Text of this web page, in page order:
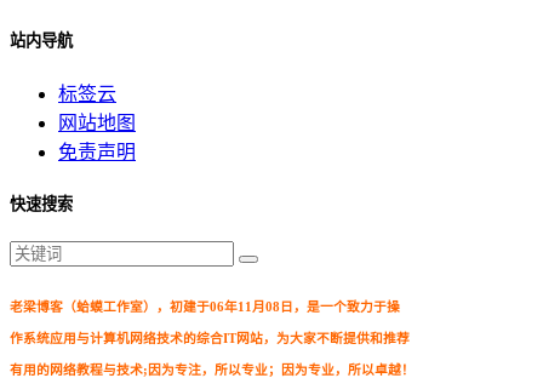
站内导航
标签云
网站地图
免责声明
快速搜索
老梁博客（蛤蟆工作室），初建于06年11月08日，是一个致力于操
作系统应用与计算机网络技术的综合IT网站，为大家不断提供和推荐
有用的网络教程与技术;因为专注，所以专业；因为专业，所以卓越！